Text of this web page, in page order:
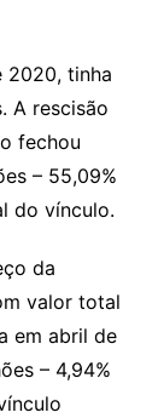
2020, tinha
A rescisão
fechou
– 55,09%
do vínculo.
da
valor total
em abril de
– 4,94%